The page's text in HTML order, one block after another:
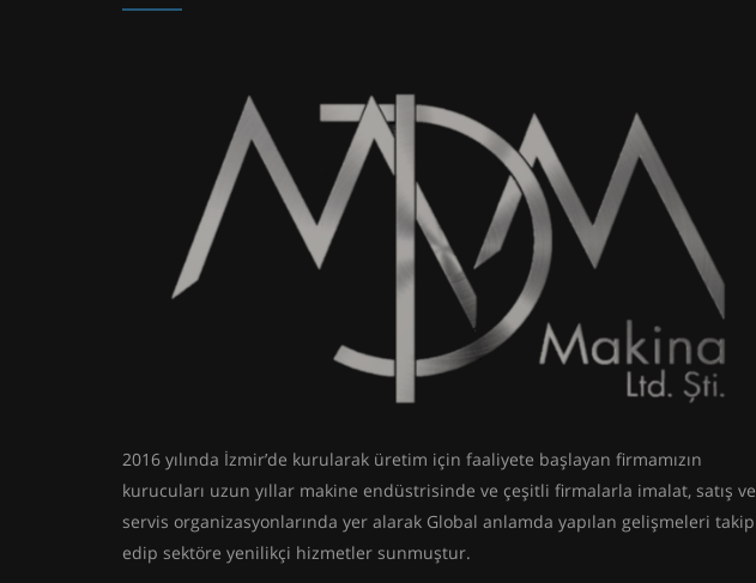
2016 yılında İzmir’de kurularak üretim için faaliyete başlayan firmamızın
kurucuları uzun yıllar makine endüstrisinde ve çeşitli firmalarla imalat, satış ve
servis organizasyonlarında yer alarak Global anlamda yapılan gelişmeleri takip
edip sektöre yenilikçi hizmetler sunmuştur.